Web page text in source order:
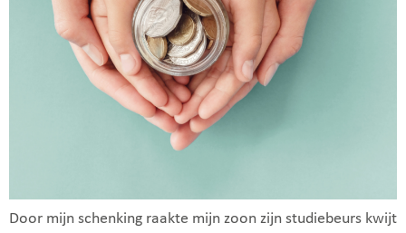
Door mijn schenking raakte mijn zoon zijn studiebeurs kwijt